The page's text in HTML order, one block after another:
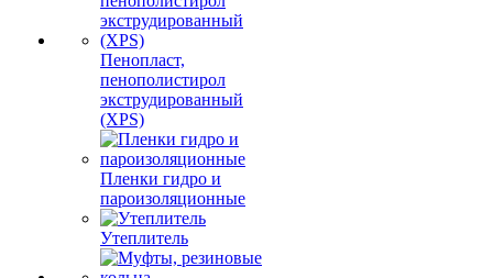
Пенопласт,
пенополистирол
экструдированный
(XPS)
Пленки гидро и
пароизоляционные
Утеплитель